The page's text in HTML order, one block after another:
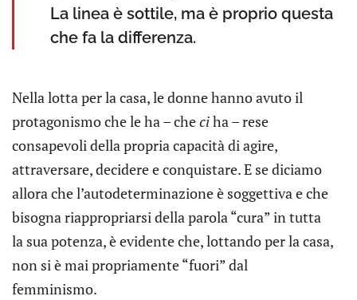
La linea è sottile, ma è proprio questa
che fa la differenza.
Nella lotta per la casa, le donne hanno avuto il
protagonismo che le ha – checiha – rese
consapevoli della propria capacità di agire,
attraversare, decidere e conquistare. E se diciamo
allora che l’autodeterminazione è soggettiva e che
bisogna riappropriarsi della parola “cura” in tutta
la sua potenza, è evidente che, lottando per la casa,
non si è mai propriamente “fuori” dal
femminismo.